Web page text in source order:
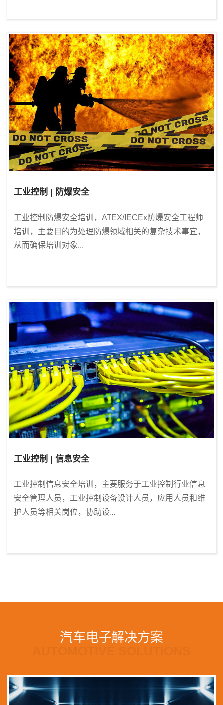
工业控制 | 防爆安全
工业控制防爆安全培训，ATEX/IECEx防爆安全工程师
培训，主要目的为处理防爆领域相关的复杂技术事宜，
从而确保培训对象...
工业控制 | 信息安全
工业控制信息安全培训，主要服务于工业控制行业信息
安全管理人员，工业控制设备设计人员，应用人员和维
护人员等相关岗位，协助设...
汽车电子解决方案